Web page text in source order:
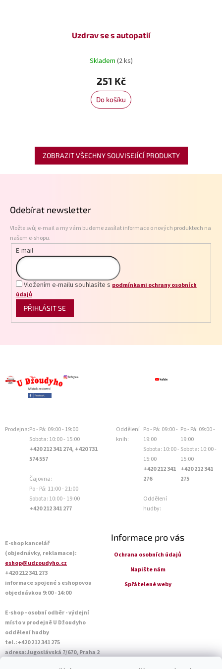
Uzdrav se s autopatií
Skladem (2 ks)
251 Kč
Do košíku
ZOBRAZIT VŠECHNY SOUVISEJÍCÍ PRODUKTY
Odebírat newsletter
Vložte svůj e-mail a my vám budeme zasílat informace o nových produktech na
našem e-shopu.
E-mail
Vložením e-mailu souhlasíte s podmínkami ochrany osobních
údajů
PŘIHLÁSIT SE
Prodejna:Po - Pá: 09:00 - 19:00
Sobota: 10:00 - 15:00
+420 212 341 274, +420 731
574 557
Čajovna:
Po - Pá: 11:00 - 21:00
Sobota: 10:00 - 19:00
+420 212 341 277
Oddělení
knih:
Po - Pá: 09:00 -
19:00
Sobota: 10:00 -
15:00
+420 212 341
276
Oddělení
hudby:
Po - Pá: 09:00 -
19:00
Sobota: 10:00 -
15:00
+420 212 341
275
E-shop kancelář
(objednávky, reklamace):
eshop@udzoudyho.cz
+420 212 341 273
informace spojené s eshopovou
objednávkou 9:00 - 14:00
E-shop - osobní odběr - výdejní
místo v prodejně U Džoudyho
oddělení hudby
tel.:+420 212 341 275
adresa:Jugoslávská 7/670, Praha 2
Informace pro vás
Ochrana osobních údajů
Napište nám
Spřátelené weby